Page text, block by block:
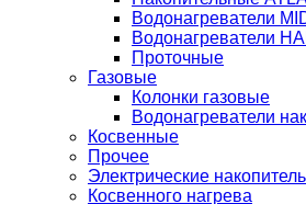
Водонагреватели
Водонагреватели
Проточные
Газовые
Колонки газовые
Водонагреватели
Косвенные
Прочее
Электрические
Косвенного нагрева